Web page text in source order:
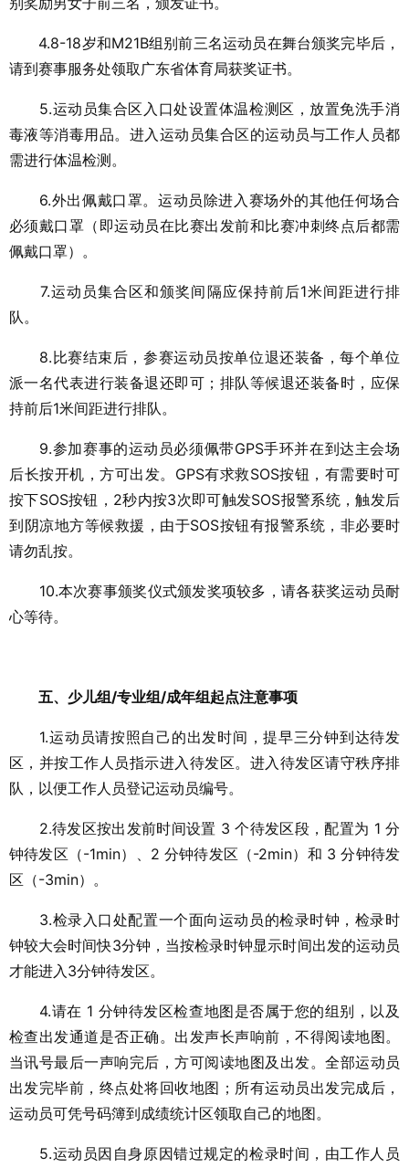
4.8-18岁和M21B组别前三名运动员在舞台颁奖完毕后，
请到赛事服务处领取广东省体育局获奖证书。
5.运动员集合区入口处设置体温检测区，放置免洗手消
毒液等消毒用品。进入运动员集合区的运动员与工作人员都
需进行体温检测。
6.外出佩戴口罩。运动员除进入赛场外的其他任何场合
必须戴口罩（即运动员在比赛出发前和比赛冲刺终点后都需
佩戴口罩）。
7.运动员集合区和颁奖间隔应保持前后1米间距进行排
队。
8.比赛结束后，参赛运动员按单位退还装备，每个单位
派一名代表进行装备退还即可；排队等候退还装备时，应保
持前后1米间距进行排队。
9.参加赛事的运动员必须佩带GPS手环并在到达主会场
后长按开机，方可出发。GPS有求救SOS按钮，有需要时可
按下SOS按钮，2秒内按3次即可触发SOS报警系统，触发后
到阴凉地方等候救援，由于SOS按钮有报警系统，非必要时
请勿乱按。
10.本次赛事颁奖仪式颁发奖项较多，请各获奖运动员耐
心等待。
五、少儿组/专业组/成年组起点注意事项
1.运动员请按照自己的出发时间，提早三分钟到达待发
区，并按工作人员指示进入待发区。进入待发区请守秩序排
队，以便工作人员登记运动员编号。
2.待发区按出发前时间设置 3 个待发区段，配置为 1 分
钟待发区（-1min）、2 分钟待发区（-2min）和 3 分钟待发
区（-3min）。
3.检录入口处配置一个面向运动员的检录时钟，检录时
钟较大会时间快3分钟，当按检录时钟显示时间出发的运动员
才能进入3分钟待发区。
4.请在 1 分钟待发区检查地图是否属于您的组别，以及
检查出发通道是否正确。出发声长声响前，不得阅读地图。
当讯号最后一声响完后，方可阅读地图及出发。全部运动员
出发完毕前，终点处将回收地图；所有运动员出发完成后，
运动员可凭号码簿到成绩统计区领取自己的地图。
5.运动员因自身原因错过规定的检录时间，由工作人员